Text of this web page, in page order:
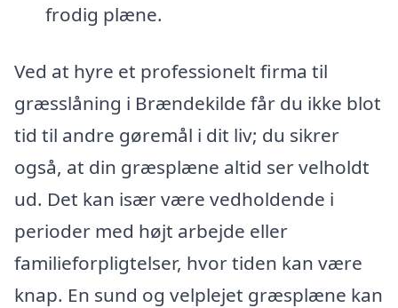
frodig plæne.
Ved at hyre et professionelt firma til
græsslåning i Brændekilde får du ikke blot
tid til andre gøremål i dit liv; du sikrer
også, at din græsplæne altid ser velholdt
ud. Det kan især være vedholdende i
perioder med højt arbejde eller
familieforpligtelser, hvor tiden kan være
knap. En sund og velplejet græsplæne kan